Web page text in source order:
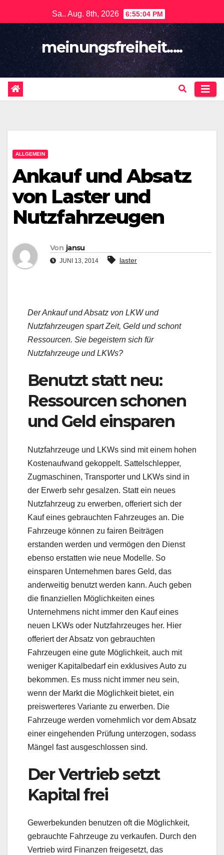
zum
Sa.. Aug. 8th, 2026 6:55:05 PM
meinungsfreiheit.....
ALLGEMEIN
Ankauf und Absatz
von Laster und
Nutzfahrzeugen
Von jansu
JUNI 13, 2014 laster
Der Ankauf und Absatz von LKW und
Nutzfahrzeugen spart Zeit, Geld und schont
Ressourcen. Sie begeistern sich für
Nutzfahrzeuge und LKWs?
Benutzt statt neu:
Ressourcen schonen
und Geld einsparen
Nutzfahrzeuge und LKWs sind mit einem hohen
Kostenaufwand gekoppelt. Sattelschlepper,
Zugmaschinen, Transporter und LKWs sind in
der Erwerb sehr gesalzen. Statt ein neues
Nutzfahrzeug zu erwerben, offeriert sich der
Kauf eines gebrauchten Fahrzeuges an. Die
Fahrzeuge können zu fairen Beiträgen
erstanden werden und vermögen den Dienst
ebenso erstatten wie neue Modelle. So
einsparen Unternehmen bares Geld, das
anderweitig benutzt werden kann. Auch geben
die finanziellen Möglichkeiten eines
Unternehmens nicht immer den Kauf eines
neuen LKWs oder Nutzfahrzeuges her. Hier
offeriert der Absatz von gebrauchten
Fahrzeugen eine gute Möglichkeit, auch mit
weniger Kapitalbedarf ein exklusives Auto zu
bekommen. Es muss nicht immer neu sein,
wenn der Markt die Möglichkeit bietet, ein
preiswerteres Variante zu erwerben. Die
Fahrzeuge werden vornehmlich vor dem Absatz
einer eingehenden Prüfung unterzogen, sodass
Mängel fast ausgeschlossen sind.
Der Vertrieb setzt
Kapital frei
Gewerbekunden benutzen oft die Möglichkeit,
gebrauchte Fahrzeuge zu verkaufen. Durch den
Vertrieb wird Finanzen freigesetzt, das